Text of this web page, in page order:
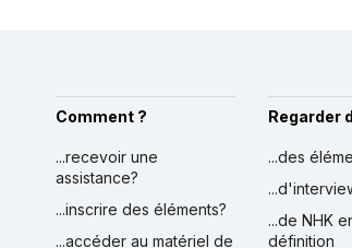
Comment ?
...recevoir une
assistance?
...inscrire des éléments?
...accéder au matériel de
Regarder
...des
...de NHK
définition